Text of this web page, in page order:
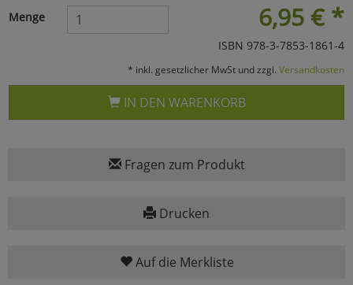
6,95 € *
Menge
ISBN 978-3-7853-1861-4
* inkl. gesetzlicher MwSt und zzgl. Versandkosten
IN DEN WARENKORB
Fragen zum Produkt
Drucken
Auf die Merkliste
zu Haupptseite